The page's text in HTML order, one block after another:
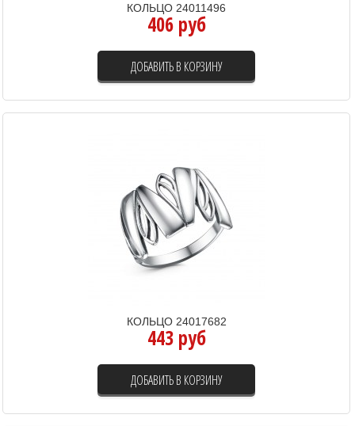
КОЛЬЦО 24011496
406 руб
ДОБАВИТЬ В КОРЗИНУ
КОЛЬЦО 24017682
443 руб
ДОБАВИТЬ В КОРЗИНУ